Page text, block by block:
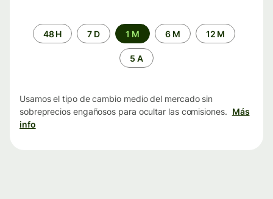
Periodo48 H 7 D 1 M 6 M 12 M
5 A
Usamos el tipo de cambio medio del mercado sin
sobreprecios engañosos para ocultar las comisiones. Más
info